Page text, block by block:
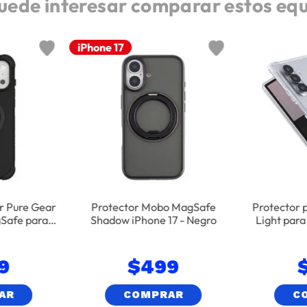
interesar comparar estos
Pure Gear
para
Nuevo
iPhone 17
Protector Mobo MagSafe
Shadow iPhone 17 - Negro
$499
COMPRAR
Protector
Light para